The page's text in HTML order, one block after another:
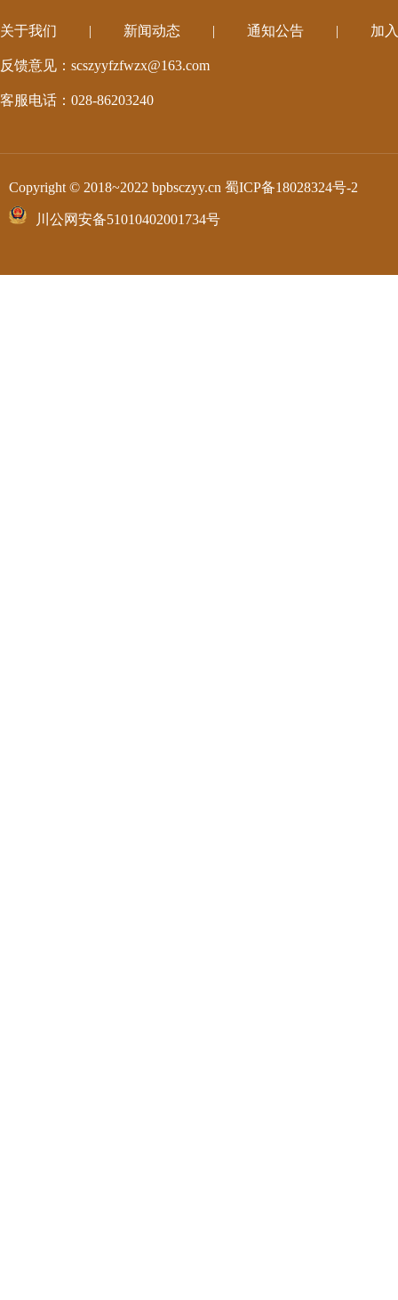
关于我们 | 新闻动态 | 通知公告 | 加
反馈意见：scszyyfzfwzx@163.com
客服电话：028-86203240
Copyright © 2018~2022 bpbsczyy.cn 蜀ICP备18028324号-2
川公网安备51010402001734号